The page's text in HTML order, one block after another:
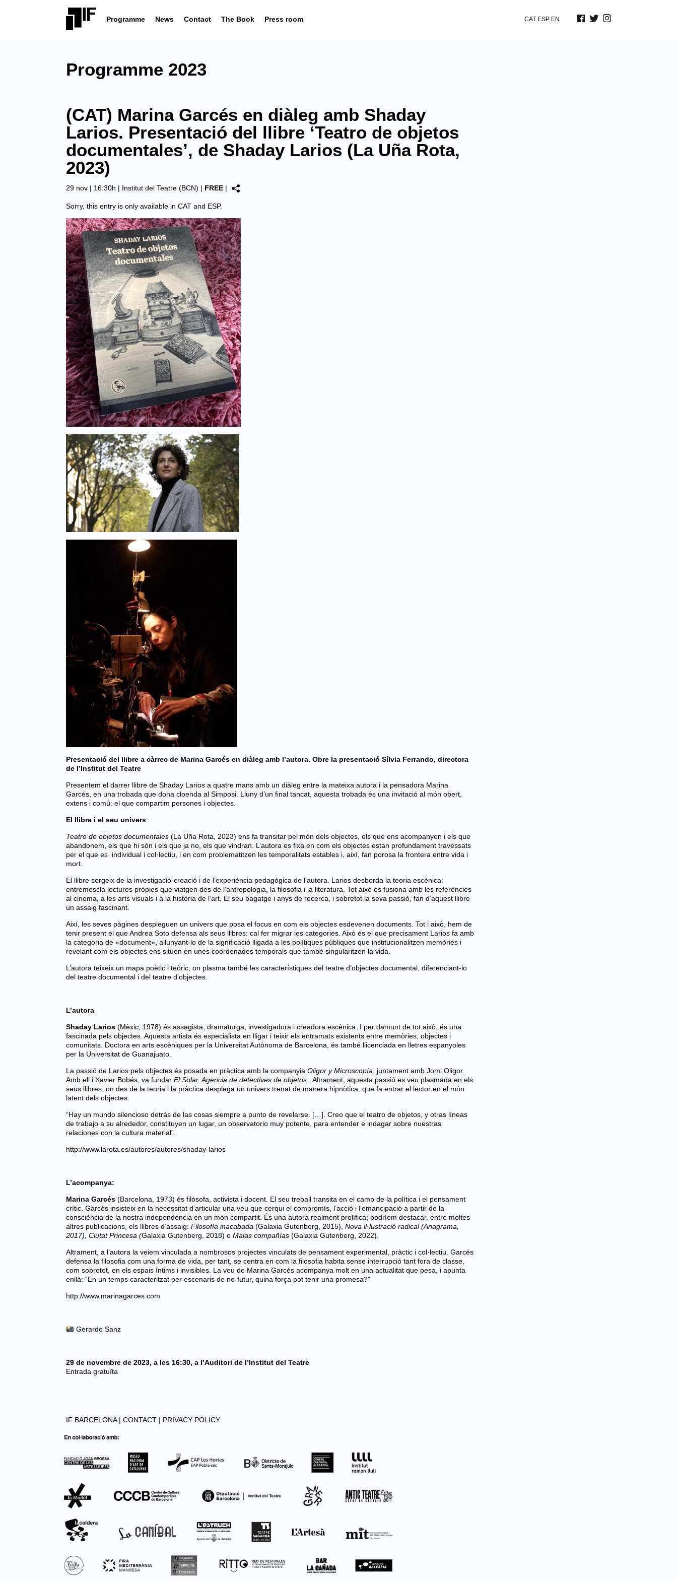
Programme News Contact The Book Press room CAT ESP EN
Programme 2023
(CAT) Marina Garcés en diàleg amb Shaday
Larios. Presentació del llibre ‘Teatro de objetos
documentales’, de Shaday Larios (La Uña Rota,
2023)
29 nov | 16:30h | Institut del Teatre (BCN) | FREE |
Sorry, this entry is only available in CAT and ESP.
Presentació del llibre a càrrec de Marina Garcés en diàleg amb l’autora. Obre la presentació Sílvia Ferrando, directora
de l’Institut del Teatre
Presentem el darrer llibre de Shaday Larios a quatre mans amb un diàleg entre la mateixa autora i la pensadora Marina
Garcés, en una trobada que dona cloenda al Simposi. Lluny d’un final tancat, aquesta trobada és una invitació al món obert,
extens i comú: el que compartim persones i objectes.
El llibre i el seu univers
Teatro de objetos documentales (La Uña Rota, 2023) ens fa transitar pel món dels objectes, els que ens acompanyen i els que
abandonem, els que hi són i els que ja no, els que vindran. L’autora es fixa en com els objectes estan profundament travessats
per el que es individual i col·lectiu, i en com problematitzen les temporalitats estables i, així, fan porosa la frontera entre vida i
mort.
El llibre sorgeix de la investigació-creació i de l’experiència pedagògica de l’autora. Larios desborda la teoria escènica:
entremescla lectures pròpies que viatgen des de l’antropologia, la filosofia i la literatura. Tot això es fusiona amb les referències
al cinema, a les arts visuals i a la història de l’art. El seu bagatge i anys de recerca, i sobretot la seva passió, fan d’aquest llibre
un assaig fascinant.
Així, les seves pàgines despleguen un univers que posa el focus en com els objectes esdevenen documents. Tot i això, hem de
tenir present el que Andrea Soto defensa als seus llibres: cal fer migrar les categories. Això és el que precisament Larios fa amb
la categoria de «document», allunyant-lo de la significació lligada a les polítiques públiques que institucionalitzen memòries i
revelant com els objectes ens situen en unes coordenades temporals que també singularitzen la vida.
L’autora teixeix un mapa poètic i teòric, on plasma també les característiques del teatre d’objectes documental, diferenciant-lo
del teatre documental i del teatre d’objectes.
L’autora
Shaday Larios (Mèxic, 1978) és assagista, dramaturga, investigadora i creadora escènica. I per damunt de tot això, és una
fascinada pels objectes. Aquesta artista és especialista en lligar i teixir els entramats existents entre memòries, objectes i
comunitats. Doctora en arts escèniques per la Universitat Autònoma de Barcelona, és també llicenciada en lletres espanyoles
per la Universitat de Guanajuato.
La passió de Larios pels objectes és posada en pràctica amb la companyia Oligor y Microscopía, juntament amb Jomi Oligor.
Amb ell i Xavier Bobés, va fundar El Solar. Agencia de detectives de objetos. Altrament, aquesta passió es veu plasmada en els
seus llibres, on des de la teoria i la pràctica desplega un univers trenat de manera hipnòtica, que fa entrar el lector en el món
latent dels objectes.
“Hay un mundo silencioso detrás de las cosas siempre a punto de revelarse. […]. Creo que el teatro de objetos, y otras líneas
de trabajo a su alrededor, constituyen un lugar, un observatorio muy potente, para entender e indagar sobre nuestras
relaciones con la cultura material”.
http://www.larota.es/autores/autores/shaday-larios
L’acompanya:
Marina Garcés (Barcelona, 1973) és filòsofa, activista i docent. El seu treball transita en el camp de la política i el pensament
crític. Garcés insisteix en la necessitat d’articular una veu que cerqui el compromís, l’acció i l’emancipació a partir de la
consciència de la nostra independència en un món compartit. És una autora realment prolífica; podríem destacar, entre moltes
altres publicacions, els llibres d’assaig: Filosofía inacabada (Galaxia Gutenberg, 2015), Nova il·lustració radical (Anagrama,
2017), Ciutat Princesa (Galaxia Gutenberg, 2018) o Malas compañías (Galaxia Gutenberg, 2022).
Altrament, a l’autora la veiem vinculada a nombrosos projectes vinculats de pensament experimental, pràctic i col·lectiu. Garcés
defensa la filosofia com una forma de vida, per tant, se centra en com la filosofia habita sense interrupció tant fora de classe,
com sobretot, en els espais íntims i invisibles. La veu de Marina Garcés acompanya molt en una actualitat que pesa, i apunta
enllà: “En un temps caracteritzat per escenaris de no-futur, quina força pot tenir una promesa?”
http://www.marinagarces.com
Gerardo Sanz
29 de novembre de 2023, a les 16:30, a l’Auditori de l’Institut del Teatre
Entrada gratuïta
IF BARCELONA | CONTACT | PRIVACY POLICY